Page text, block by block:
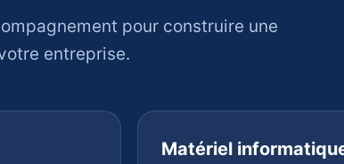
pour construire une
entreprise.
Matériel